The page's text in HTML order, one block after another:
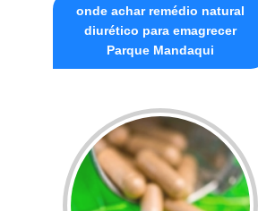
onde achar remédio natural
diurético para emagrecer
Parque Mandaqui